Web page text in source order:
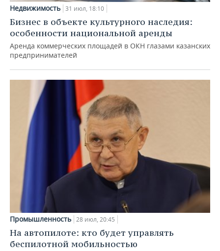
Недвижимость 31 июл, 18:10
Бизнес в объекте культурного наследия:
особенности национальной аренды
Аренда коммерческих площадей в ОКН глазами казанских
предпринимателей
Промышленность 28 июл, 20:45
На автопилоте: кто будет управлять
беспилотной мобильностью